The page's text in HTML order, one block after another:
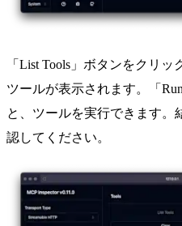
「List Tools」ボタンをクリ
ツールが表示されます。「
と、ツールを実行できます。
認してください。